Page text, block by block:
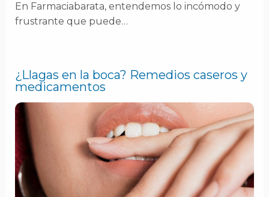
En Farmaciabarata, entendemos lo incómodo y
frustrante que puede…
¿Llagas en la boca? Remedios caseros y
medicamentos